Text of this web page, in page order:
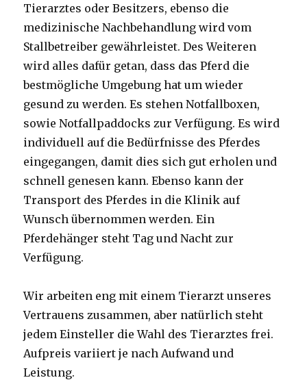
Tierarztes oder Besitzers, ebenso die
medizinische Nachbehandlung wird vom
Stallbetreiber gewährleistet. Des Weiteren
wird alles dafür getan, dass das Pferd die
bestmögliche Umgebung hat um wieder
gesund zu werden. Es stehen Notfallboxen,
sowie Notfallpaddocks zur Verfügung. Es wird
individuell auf die Bedürfnisse des Pferdes
eingegangen, damit dies sich gut erholen und
schnell genesen kann. Ebenso kann der
Transport des Pferdes in die Klinik auf
Wunsch übernommen werden. Ein
Pferdehänger steht Tag und Nacht zur
Verfügung.
Wir arbeiten eng mit einem Tierarzt unseres
Vertrauens zusammen, aber natürlich steht
jedem Einsteller die Wahl des Tierarztes frei.
Aufpreis variiert je nach Aufwand und
Leistung.